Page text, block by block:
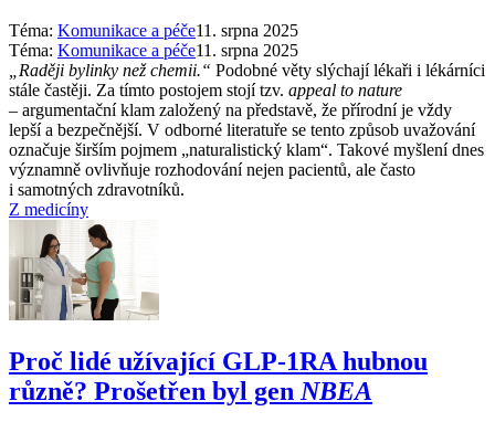
Téma: Komunikace a péče11. srpna 2025
Téma: Komunikace a péče11. srpna 2025
„Raději bylinky než chemii.“ Podobné věty slýchají lékaři i lékárníci
stále častěji. Za tímto postojem stojí tzv. appeal to nature
–⁠ argumentační klam založený na představě, že přírodní je vždy
lepší a bezpečnější. V odborné literatuře se tento způsob uvažování
označuje širším pojmem „naturalistický klam“. Takové myšlení dnes
významně ovlivňuje rozhodování nejen pacientů, ale často
i samotných zdravotníků.
Z medicíny
Proč lidé užívající GLP-1RA hubnou
různě? Prošetřen byl gen NBEA